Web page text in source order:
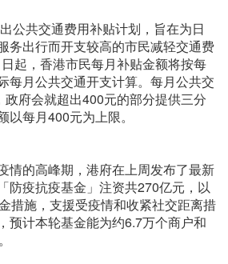
公共交通费用补贴计划，旨在为日
务出行而开支较高的市民减轻交通费
起，香港市民每月补贴金额将按每
每月公共交通开支计算。每月公共交
府会就超出400元的部分提供三分
每月400元为上限。
情的高峰期，港府在上周发布了最新
防疫抗疫基金」注资共270亿元，以
措施，支援受疫情和收紧社交距离措
预计本轮基金能为约6.7万个商户和